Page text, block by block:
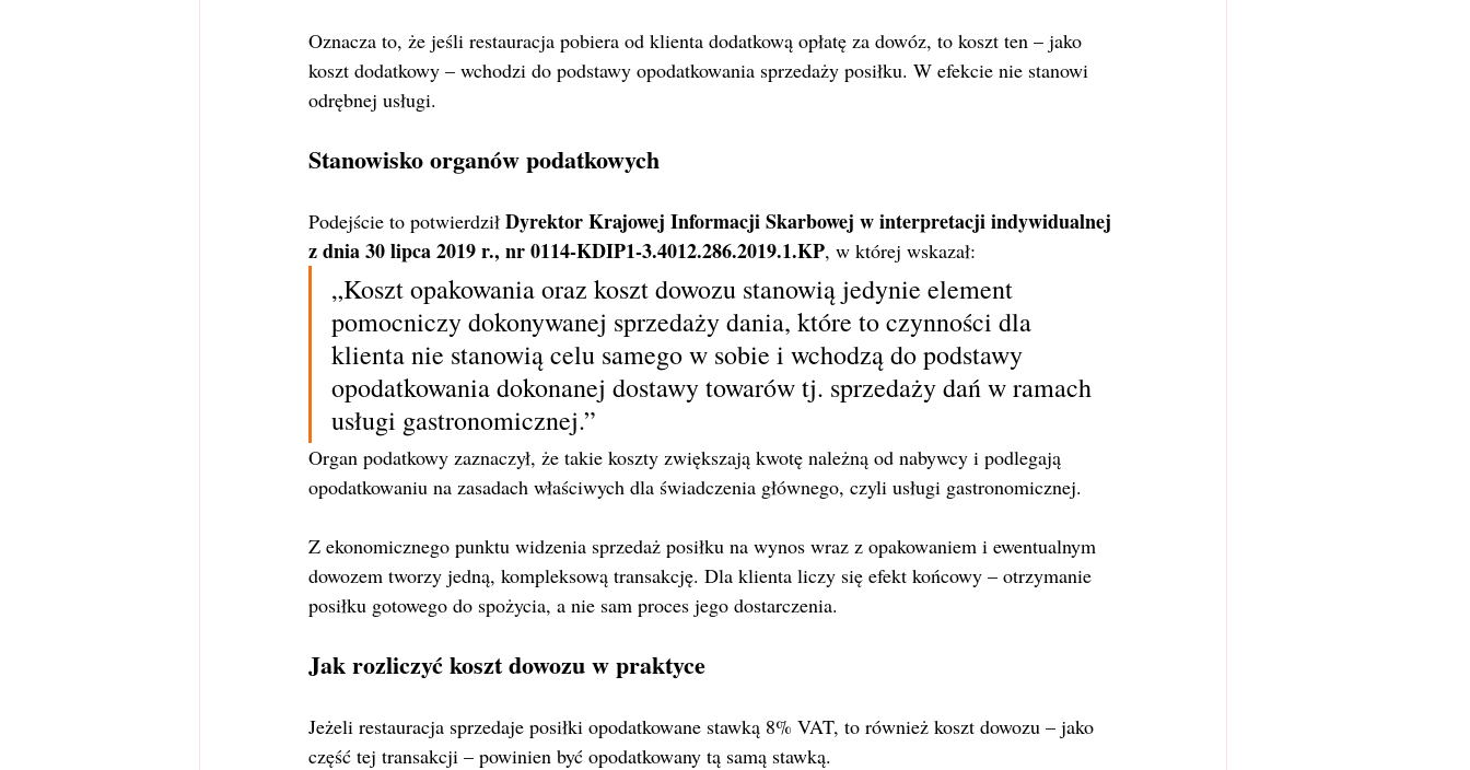
Oznacza to, że jeśli restauracja pobiera od klienta dodatkową opłatę za dowóz, to koszt ten – jako
koszt dodatkowy – wchodzi do podstawy opodatkowania sprzedaży posiłku. W efekcie nie stanowi
odrębnej usługi.
Stanowisko organów podatkowych
Podejście to potwierdził Dyrektor Krajowej Informacji Skarbowej w interpretacji indywidualnej
z dnia 30 lipca 2019 r., nr 0114-KDIP1-3.4012.286.2019.1.KP, w której wskazał:
„Koszt opakowania oraz koszt dowozu stanowią jedynie element
pomocniczy dokonywanej sprzedaży dania, które to czynności dla
klienta nie stanowią celu samego w sobie i wchodzą do podstawy
opodatkowania dokonanej dostawy towarów tj. sprzedaży dań w ramach
usługi gastronomicznej.”
Organ podatkowy zaznaczył, że takie koszty zwiększają kwotę należną od nabywcy i podlegają
opodatkowaniu na zasadach właściwych dla świadczenia głównego, czyli usługi gastronomicznej.
Z ekonomicznego punktu widzenia sprzedaż posiłku na wynos wraz z opakowaniem i ewentualnym
dowozem tworzy jedną, kompleksową transakcję. Dla klienta liczy się efekt końcowy – otrzymanie
posiłku gotowego do spożycia, a nie sam proces jego dostarczenia.
Jak rozliczyć koszt dowozu w praktyce
Jeżeli restauracja sprzedaje posiłki opodatkowane stawką 8% VAT, to również koszt dowozu – jako
część tej transakcji – powinien być opodatkowany tą samą stawką.